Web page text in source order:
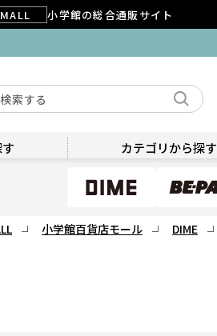
小学館の総合通販サイト
カテゴリから探す
小学館百貨店モール DIME